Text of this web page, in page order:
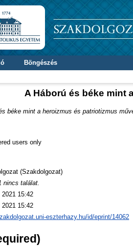
Böngészés
A Háború és béke mint
béke mint a heroizmus és patriotizmus
users only
(Szakdolgozat)
nincs találat.
2021 15:42
2021 15:42
eszterhazy.hu/id/eprint/14062